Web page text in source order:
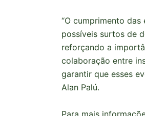
“O cumprimento
possíveis surtos de
reforçando a
colaboração entre
garantir que esses
Alan Palú.
Para mais